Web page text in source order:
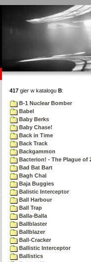
417 gier w katalogu B:
B-1 Nuclear Bomber
Babel
Baby Berks
Baby Chase!
Back in Time
Back Track
Backgammon
Bacterion! - The Plague of
Bad Bat Bart
Bagh Chal
Baja Buggies
Balistic Interceptor
Ball Harbour
Ball Trap
Balla-Balla
Ballblaster
Ballblazer
Ball-Cracker
Ballistic Interceptor
Ballistics